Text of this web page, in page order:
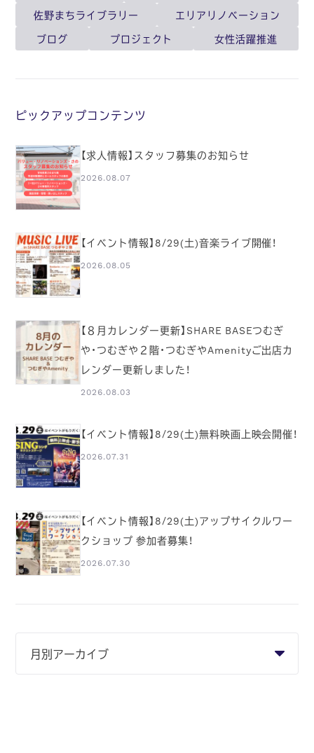
佐野まちライブラリー
エリアリノベーション
ブログ
プロジェクト 女性活躍推進
ピックアップコンテンツ
【求人情報】スタッフ募集のお知らせ
2026.08.07
【イベント情報】8/29(土)音楽ライブ開催！
2026.08.05
【８月カレンダー更新】SHARE BASEつむぎ
や・つむぎや２階・つむぎやAmenityご出店カ
レンダー更新しました！
2026.08.03
【イベント情報】8/29(土)無料映画上映会開催！
2026.07.31
【イベント情報】8/29(土)アップサイクルワー
クショップ 参加者募集！
2026.07.30